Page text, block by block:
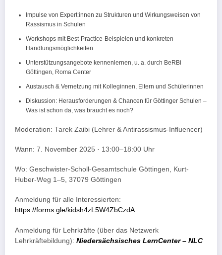
Impulse von Expert:innen zu Strukturen und Wirkungsweisen von
Rassismus in Schulen
Workshops mit Best-Practice-Beispielen und konkreten
Handlungsmöglichkeiten
Unterstützungsangebote kennenlernen, u. a. durch BeRBi
Göttingen, Roma Center
Austausch & Vernetzung mit Kolleginnen, Eltern und Schülerinnen
Diskussion: Herausforderungen & Chancen für Göttinger Schulen –
Was ist schon da, was braucht es noch?
Moderation: Tarek Zaibi (Lehrer & Antirassismus-Influencer)
Wann: 7. November 2025 · 13:00–18:00 Uhr
Wo: Geschwister-Scholl-Gesamtschule Göttingen, Kurt-
Huber-Weg 1–5, 37079 Göttingen
Anmeldung für alle Interessierten:
https://forms.gle/kidsh4zL5W4ZbCzdA
Anmeldung für Lehrkräfte (über das Netzwerk
Lehrkräftebildung): Niedersächsisches LernCenter – NLC